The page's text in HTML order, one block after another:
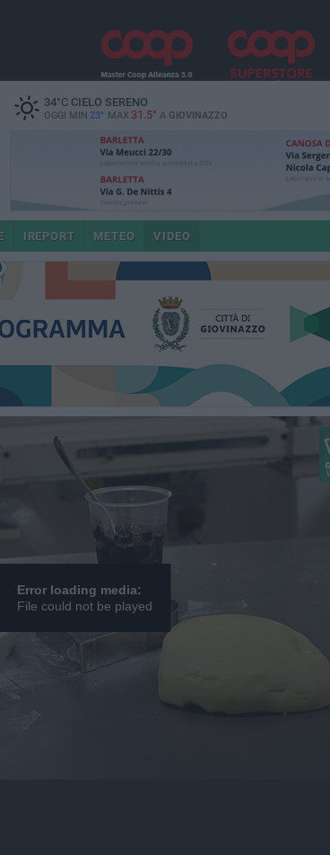
34°CCIELO SERENO
OGGI MIN 23° MAX 31.5° A GIOVINAZZO
IREPORT METEO VIDEO
Error loading media:
File could not be played